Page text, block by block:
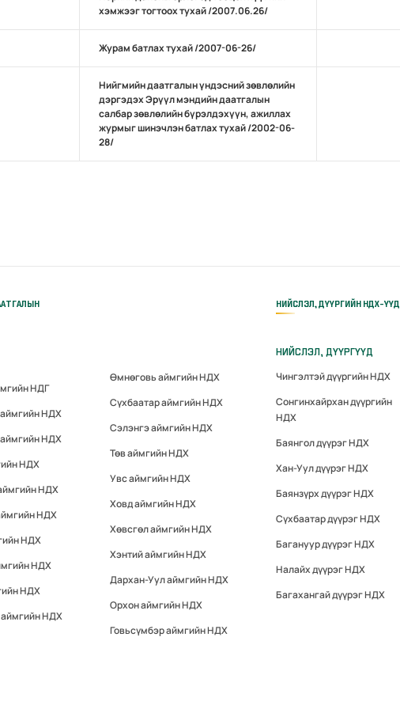
хэмжээг тогтоох тухай /2007.06.26/
Журам батлах тухай /2007-06-26/
Нийгмийн даатгалын үндэсний зөвлөлийн
дэргэдэх Эрүүл мэндийн даатгалын
салбар зөвлөлийн бүрэлдэхүүн, ажиллах
журмыг шинэчлэн батлах тухай /2002-06-
28/
НДГ
НДХ
НДХ
НДХ
НДХ
НДХ
НДХ
НДХ
НДХ
НДХ
Өмнөговь аймгийн НДХ
Сүхбаатар аймгийн НДХ
Сэлэнгэ аймгийн НДХ
Төв аймгийн НДХ
Увс аймгийн НДХ
Ховд аймгийн НДХ
Хөвсгөл аймгийн НДХ
Хэнтий аймгийн НДХ
Дархан-Уул аймгийн НДХ
Орхон аймгийн НДХ
Говьсүмбэр аймгийн НДХ
НИЙСЛЭЛ, ДҮҮРГИЙН НДХ-ҮҮД
НИЙСЛЭЛ, ДҮҮРГҮҮД
Чингэлтэй дүүргийн НДХ
Сонгинхайрхан дүүргийн
НДХ
Баянгол дүүрэг НДХ
Хан-Уул дүүрэг НДХ
Баянзүрх дүүрэг НДХ
Сүхбаатар дүүрэг НДХ
Багануур дүүрэг НДХ
Налайх дүүрэг НДХ
Багахангай дүүрэг НДХ